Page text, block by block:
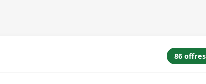
86 offres